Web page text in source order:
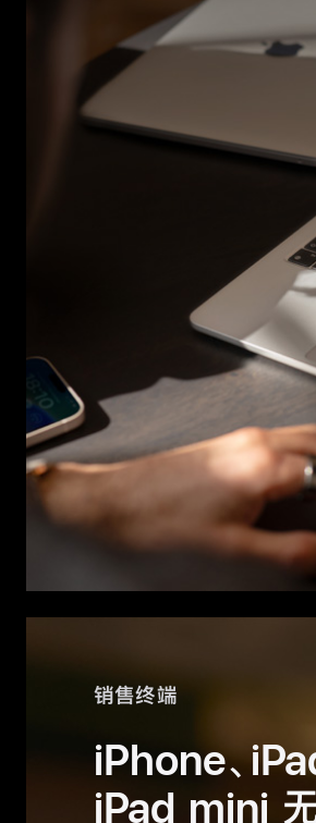
销售终端
iPhone、
iPad mini 无